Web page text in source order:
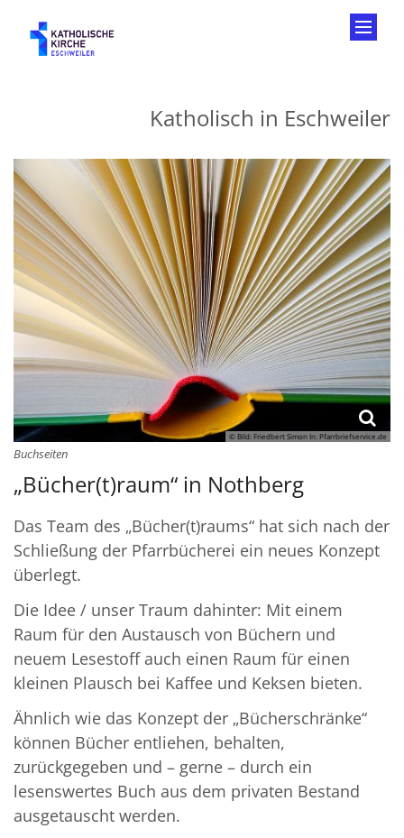
Katholisch in Eschweiler
© Bild: Friedbert Simon In: Pfarrbriefservice.de
Buchseiten
„Bücher(t)raum“ in Nothberg
Das Team des „Bücher(t)raums“ hat sich nach der
Schließung der Pfarrbücherei ein neues Konzept
überlegt.
Die Idee / unser Traum dahinter: Mit einem
Raum für den Austausch von Büchern und
neuem Lesestoff auch einen Raum für einen
kleinen Plausch bei Kaffee und Keksen bieten.
Ähnlich wie das Konzept der „Bücherschränke“
können Bücher entliehen, behalten,
zurückgegeben und – gerne – durch ein
lesenswertes Buch aus dem privaten Bestand
ausgetauscht werden.